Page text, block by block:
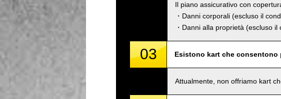
Il piano assicurativo con
・Danni corporali (escluso il
・Danni alla proprietà (escluso
03 Esistono kart che consentono
Attualmente, non offriamo kart